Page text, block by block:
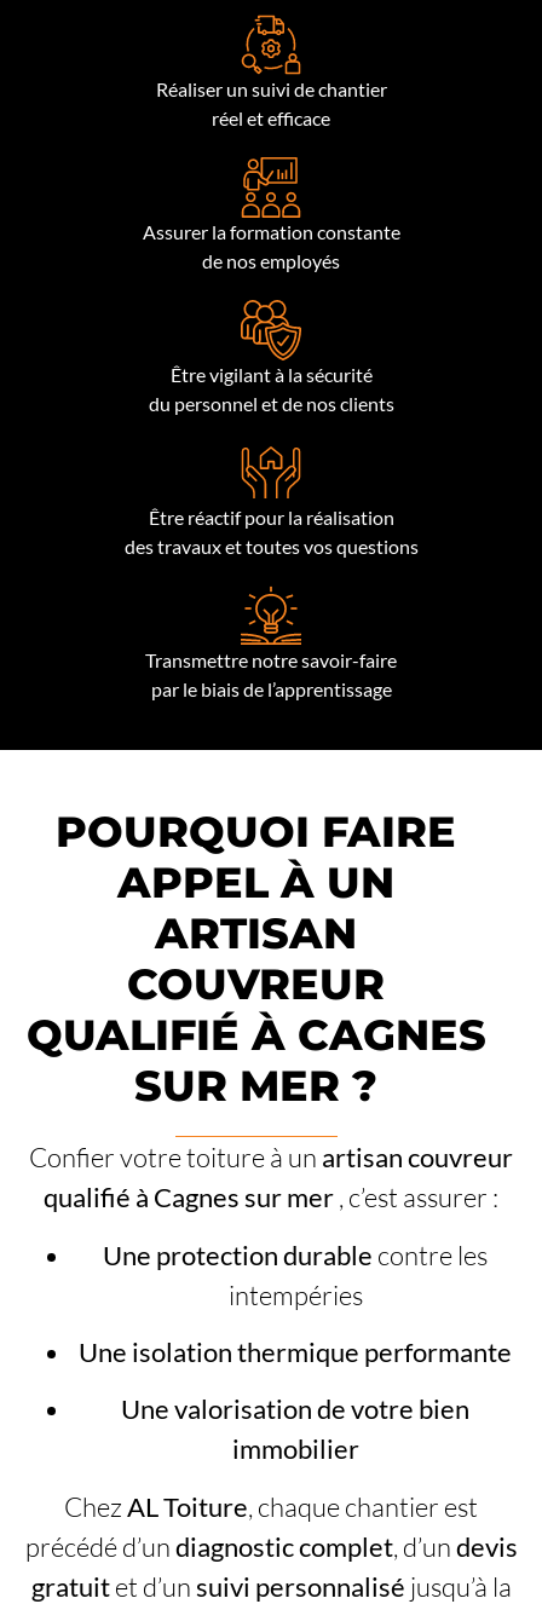
Réaliser un suivi de chantier
réel et efficace
Assurer la formation constante
de nos employés
Être vigilant à la sécurité
du personnel et de nos clients
Être réactif pour la réalisation
des travaux et toutes vos questions
Transmettre notre savoir-faire
par le biais de l’apprentissage
POURQUOI FAIRE
APPEL À UN
ARTISAN
COUVREUR
QUALIFIÉ À CAGNES
SUR MER ?
Confier votre toiture à un artisan couvreur
qualifié à Cagnes sur mer, c’est assurer :
Une protection durable contre les
intempéries
Une isolation thermique performante
Une valorisation de votre bien
immobilier
ChezAL Toiture, chaque chantier est
précédé d’undiagnostic complet, d’undevis
gratuitet d’unsuivi personnalisé jusqu’à la